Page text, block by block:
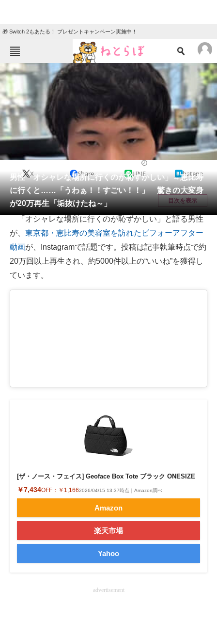
🎁 Switch 2もあたる！ プレゼントキャンペーン実施中！
ねとらぼメニュー
TOP ニュース
エンタメ
グルメ 地域
住まい 教育・育児
動物
会員記事
メディア
注目記事を集めた総合ページ
ITの今と未来を見通す
スマホと通信の最新トレンド
進化するPCとデバイスの未来
ITエンジニア向け専門サイト
企業向けIT製品の総合サイト
製造業のIT導入・活用を支援
モノづくり技術者専門サイト
エレクトロニクス専門サイト
建設×テクノロジーの最前線
男性「オシャレな場所に行くのが恥ずかしい」→恵比寿
に行くと……「うわぁ！！すごい！！」 驚きの大変身
が20万再生「垢抜けたね～」
X Share LINE hatena
目次を表示
「オシャレな場所に行くのが恥ずかしい」と語る男性
が、 東京都・恵比寿の美容室を訪れたビフォーアフター
動画が、Instagramで話題です。投稿は記事執筆時点で約
20万回以上再生され、約5000件以上の“いいね”を獲得し
ています。
[ザ・ノース・フェイス] Geoface Box Tote ブラック ONESIZE
￥7,434OFF： ￥1,1662026/04/15 13:37時点｜Amazon調べ
Amazon
楽天市場
Yahoo
advertisement